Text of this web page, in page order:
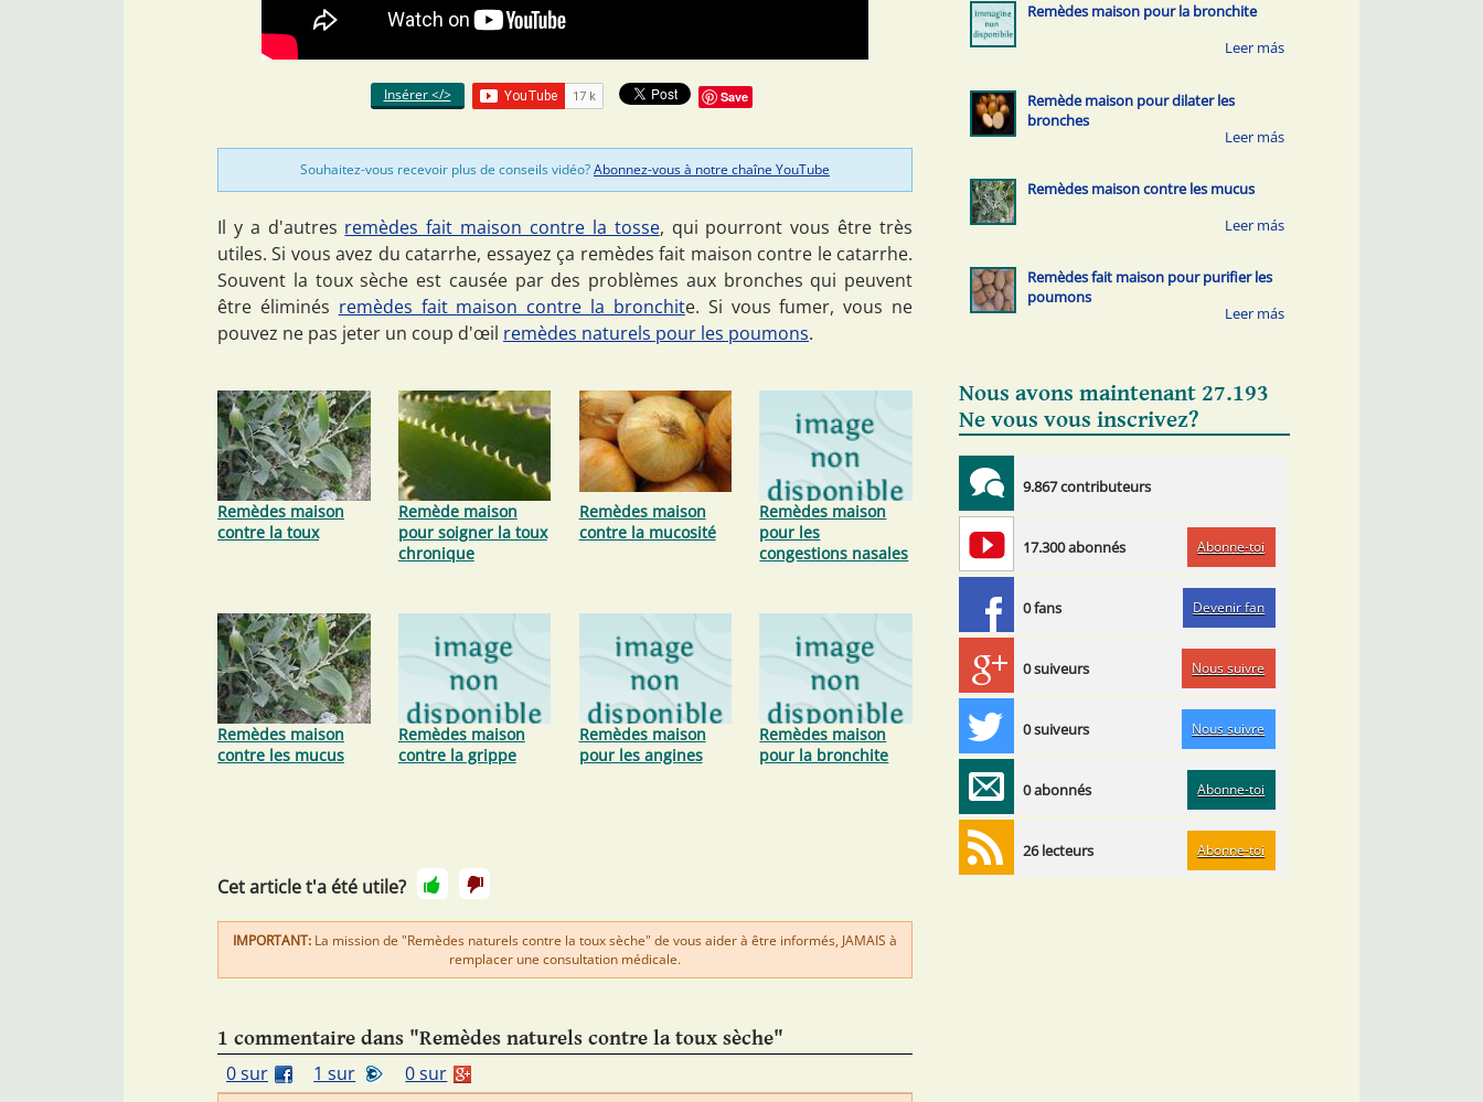
Insérer </> Save
Souhaitez-vous recevoir plus de conseils vidéo?Abonnez-vous à notre chaîne YouTube
Il y a d'autres remèdes fait maison contre la tosse, qui pourront vous être très
utiles. Si vous avez du catarrhe, essayez ça remèdes fait maison contre le catarrhe.
Souvent la toux sèche est causée par des problèmes aux bronches qui peuvent
être éliminés remèdes fait maison contre la bronchite. Si vous fumer, vous ne
pouvez ne pas jeter un coup d'œil remèdes naturels pour les poumons.
Remèdes maison
contre la toux
Remède maison
pour soigner la toux
chronique
Remèdes maison
contre la mucosité
Remèdes maison
pour les
congestions nasales
Remèdes maison
contre les mucus
Remèdes maison
contre la grippe
Remèdes maison
pour les angines
Remèdes maison
pour la bronchite
Cet article t'a été utile?
IMPORTANT: La mission de "Remèdes naturels contre la toux sèche" de vous aider à être informés, JAMAIS à
remplacer une consultation médicale.
1 commentaire dans "Remèdes naturels contre la toux sèche"
0 sur
1 sur 0 sur
Remèdes maison pour la bronchite
Remède maison pour dilater les
bronches
Remèdes maison contre les mucus
Remèdes fait maison pour purifier les
poumons
Nous avons maintenant 27.193
Ne vous vous inscrivez?
9.867 contributeurs
17.300 abonnés Abonne-toi
0 fans Devenir fan
0 suiveurs Nous suivre
0 suiveurs Nous suivre
0 abonnés Abonne-toi
26 lecteurs Abonne-toi